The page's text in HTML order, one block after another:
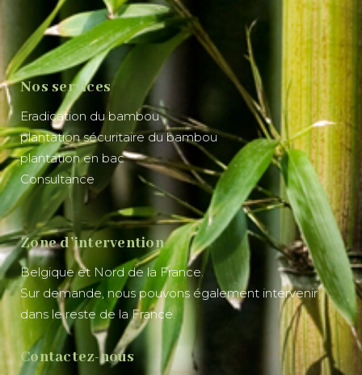
Nos services
Eradication du bambou
plantation sécuritaire du bambou
plantation en bac
Consultance
Zone d’intervention
Belgique et Nord de la France.
Sur demande, nous pouvons également intervenir
dans le reste de la France.
Contactez-nous